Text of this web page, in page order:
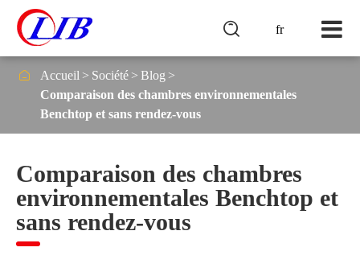
fr

 Accueil Société
Blog
Comparaison des chambres environnementales
Benchtop et sans rendez-vous
Comparaison des chambres
environnementales Benchtop et
sans rendez-vous